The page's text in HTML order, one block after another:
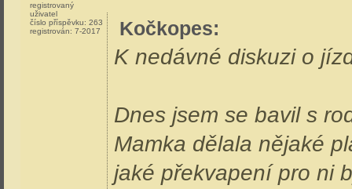
registrovaný
uživatel
číslo příspěvku: 263
registrován: 7-2017 Kočkopes:
K nedávné diskuzi o
Dnes jsem se bavil s
Mamka dělala nějaké
jaké překvapení pro ni